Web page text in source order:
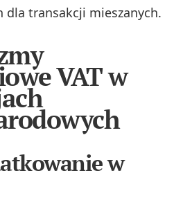
dla transakcji mieszanych.
VAT w
w